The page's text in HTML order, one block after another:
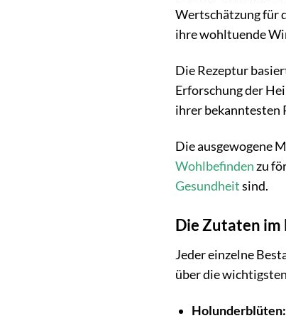
Wertschätzung für
ihre wohltuende
Die Rezeptur
Erforschung der
ihrer bekanntesten
Die ausgewogene
Wohlbefindenzu
Gesundheitsind.
Die Zutaten im
Jeder einzelne
über die
Holunderblüten: